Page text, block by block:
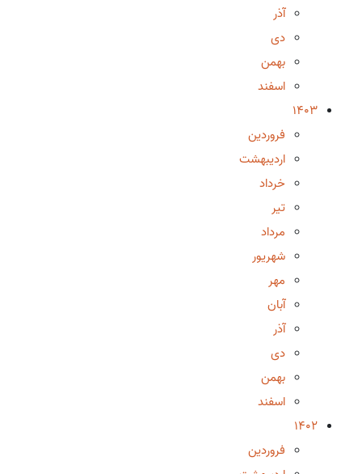
آذر
دی
بهمن
اسفند
1403
فروردین
اردیبهشت
خرداد
تیر
مرداد
شهریور
مهر
آبان
آذر
دی
بهمن
اسفند
1402
فروردین